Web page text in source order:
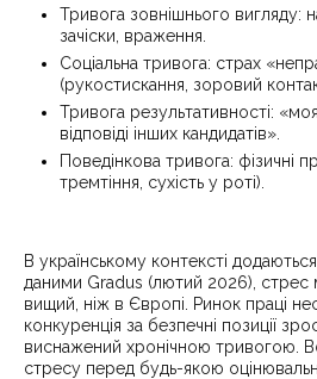
Тривога зовнішнього вигляду:
зачіски, враження.
Соціальна тривога: страх
(рукостискання, зоровий
Тривога результативності:
відповіді інших кандидатів».
Поведінкова тривога: фізичні
тремтіння, сухість у роті).
В українському контексті
даними Gradus (лютий 2026), стрес
вищий, ніж в Європі. Ринок праці
конкуренція за безпечні позиції
виснажений хронічною тривогою.
стресу перед будь-якою